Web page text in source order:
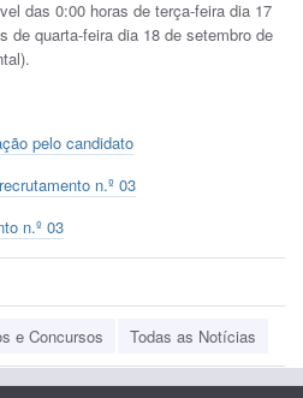
das 0:00 horas de terça-feira dia 17
de quarta-feira dia 18 de setembro de
pelo candidato
n.º 03
n.º 03
e Concursos Todas as Notícias